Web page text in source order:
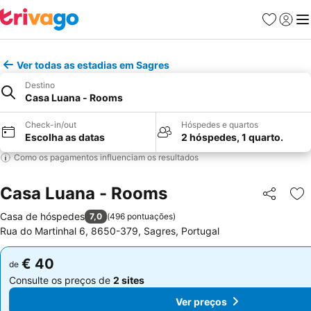
Favoritos
Iniciar
Ver todas as estadias em Sagres
Destino
Casa Luana - Rooms
Check-in/out
Escolha as datas
Hóspedes e quartos
2 hóspedes, 1 quarto.
Como os pagamentos influenciam os resultados
Casa Luana - Rooms Partilhar
Casa de hóspedes 7,0 (496 pontuações)
Rua do Martinhal 6, 8650-379, Sagres, Portugal
de € 40
Consulte os preços de 2 sites
de € 40
Consulte os preços de 2 sites
Ver preços